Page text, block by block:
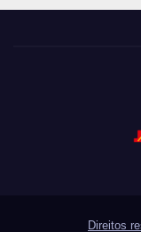
Direitos